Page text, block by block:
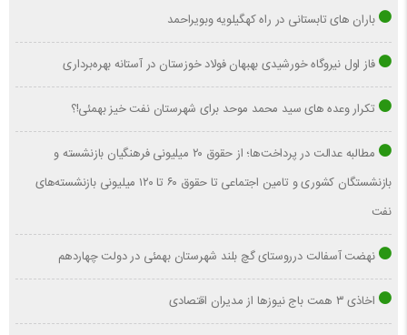
باران های تابستانی در راه کهگیلویه وبویراحمد
فاز اول نیروگاه خورشیدی بهبهان فولاد خوزستان در آستانه بهره‌برداری
تکرار وعده های سید محمد موحد برای شهرستان نفت خیز بهمئی!؟
مطالبه عدالت در پرداخت‌ها؛ از حقوق ۲۰ میلیونی فرهنگیان بازنشسته و
بازنشستگان کشوری و تامین اجتماعی تا حقوق ۶۰ تا ۱۲۰ میلیونی بازنشسته‌های
نفت
نهضت آسفالت درروستای گچ بلند شهرستان بهمئی در دولت چهاردهم
اخاذی ۳ همت باج نیوزها از مدیران اقتصادی